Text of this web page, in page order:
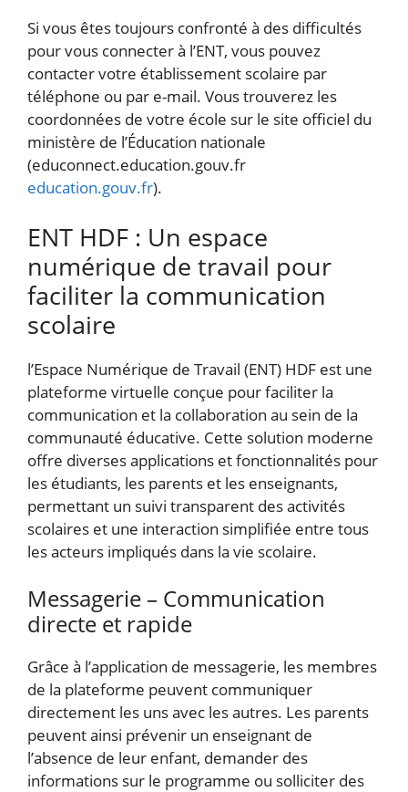
Si vous êtes toujours confronté à des difficultés
pour vous connecter à l’ENT, vous pouvez
contacter votre établissement scolaire par
téléphone ou par e-mail. Vous trouverez les
coordonnées de votre école sur le site officiel du
ministère de l’Éducation nationale
(educonnect.education.gouv.fr
education.gouv.fr).
ENT HDF : Un espace
numérique de travail pour
faciliter la communication
scolaire
l’Espace Numérique de Travail (ENT) HDF est une
plateforme virtuelle conçue pour faciliter la
communication et la collaboration au sein de la
communauté éducative. Cette solution moderne
offre diverses applications et fonctionnalités pour
les étudiants, les parents et les enseignants,
permettant un suivi transparent des activités
scolaires et une interaction simplifiée entre tous
les acteurs impliqués dans la vie scolaire.
Messagerie – Communication
directe et rapide
Grâce à l’application de messagerie, les membres
de la plateforme peuvent communiquer
directement les uns avec les autres. Les parents
peuvent ainsi prévenir un enseignant de
l’absence de leur enfant, demander des
informations sur le programme ou solliciter des